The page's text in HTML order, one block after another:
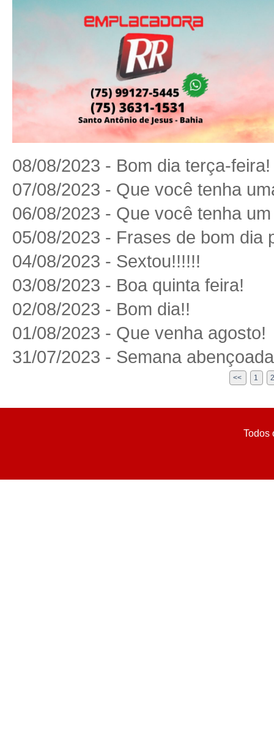
08/08/2023 - Bom dia terça-feira!
07/08/2023 - Que você tenha
06/08/2023 - Que você tenha
05/08/2023 - Frases de bom dia
04/08/2023 - Sextou!!!!!!
03/08/2023 - Boa quinta feira!
02/08/2023 - Bom dia!!
01/08/2023 - Que venha agosto!
31/07/2023 - Semana
<< 1
Todos